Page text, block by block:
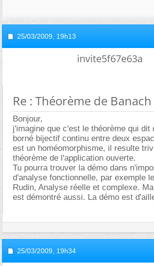
25/03/2009, 19h13
invite5f67e63a
Re : Théorème de Banach
Bonjour,
j'imagine que c'est le théorème qui dit
borné bijectif continu entre deux
est un homéomorphisme, il resulte
théorème de l'application ouverte.
Tu pourra trouver la démo dans
d'analyse fonctionnelle, par exemple
Rudin, Analyse réelle et complexe.
est démontré aussi. La démo est
25/03/2009, 19h34